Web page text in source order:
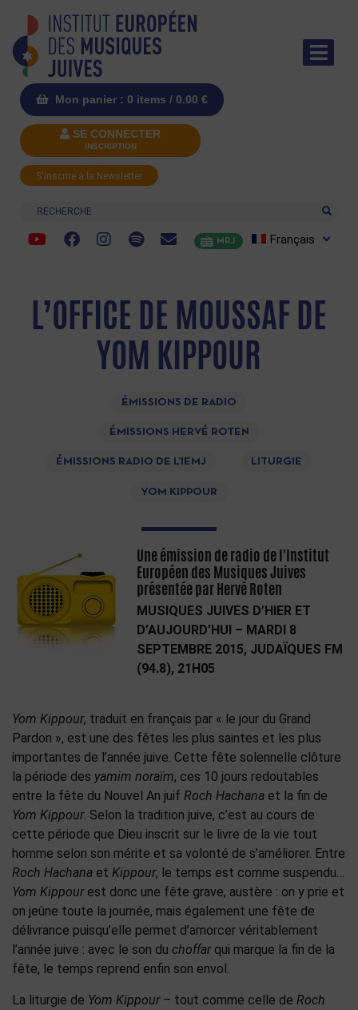
Mon panier : 0 items / 0.00 €
SE CONNECTER
INSCRIPTION
S'inscrire à la Newsletter
Recherche
MRJ Français
L’OFFICE DE MOUSSAF DE
YOM KIPPOUR
ÉMISSIONS DE RADIO
ÉMISSIONS HERVÉ ROTEN
ÉMISSIONS RADIO DE L’IEMJ LITURGIE
YOM KIPPOUR
Une émission de radio de l'Institut
Européen des Musiques Juives
présentée par Hervé Roten
MUSIQUES JUIVES D’HIER ET
D’AUJOURD’HUI – MARDI 8
SEPTEMBRE 2015, JUDAÏQUES FM
(94.8), 21H05
Yom Kippour, traduit en français par « le jour du Grand
Pardon », est une des fêtes les plus saintes et les plus
importantes de l’année juive. Cette fête solennelle clôture
la période des yamim noraïm, ces 10 jours redoutables
entre la fête du Nouvel An juif Roch Hachana et la fin de
Yom Kippour. Selon la tradition juive, c’est au cours de
cette période que Dieu inscrit sur le livre de la vie tout
homme selon son mérite et sa volonté de s’améliorer. Entre
Roch Hachana et Kippour, le temps est comme suspendu…
Yom Kippourest donc une fête grave, austère : on y prie et
on jeûne toute la journée, mais également une fête de
délivrance puisqu’elle permet d’amorcer véritablement
l’année juive : avec le son du choffarqui marque la fin de la
fête, le temps reprend enfin son envol.
La liturgie de Yom Kippour– tout comme celle de Roch